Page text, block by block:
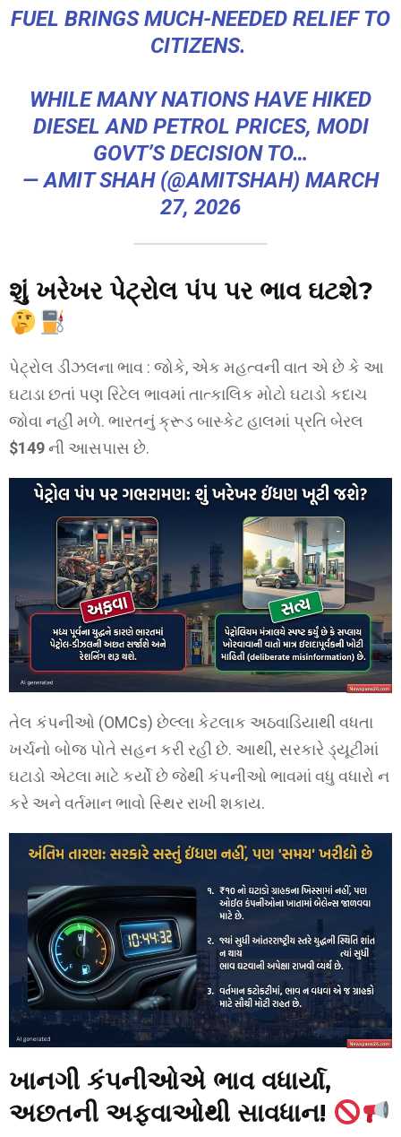
FUEL BRINGS MUCH-NEEDED RELIEF TO
CITIZENS.
WHILE MANY NATIONS HAVE HIKED
DIESEL AND PETROL PRICES, MODI
GOVT’S DECISION TO…
— AMIT SHAH (@AMITSHAH) MARCH
27, 2026
શું ખરેખર પેટ્રોલ પંપ પર ભાવ ઘટશે?
પેટ્રોલ ડીઝલના ભાવ : જોકે, એક મહત્વની વાત એ છે કે આ
ઘટાડા છતાં પણ રિટેલ ભાવમાં તાત્કાલિક મોટો ઘટાડો કદાચ
જોવા નહીં મળે. ભારતનું ક્રૂડ બાસ્કેટ હાલમાં પ્રતિ બેરલ
$149ની આસપાસ છે.
તેલ કંપનીઓ (OMCs) છેલ્લા કેટલાક અઠવાડિયાથી વધતા
ખર્ચનો બોજ પોતે સહન કરી રહી છે. આથી, સરકારે ડ્યૂટીમાં
ઘટાડો એટલા માટે કર્યો છે જેથી કંપનીઓ ભાવમાં વધુ વધારો ન
કરે અને વર્તમાન ભાવો સ્થિર રાખી શકાય.
ખાનગી કંપનીઓએ ભાવ વધાર્યા,
અછતની અફવાઓથી સાવધાન!